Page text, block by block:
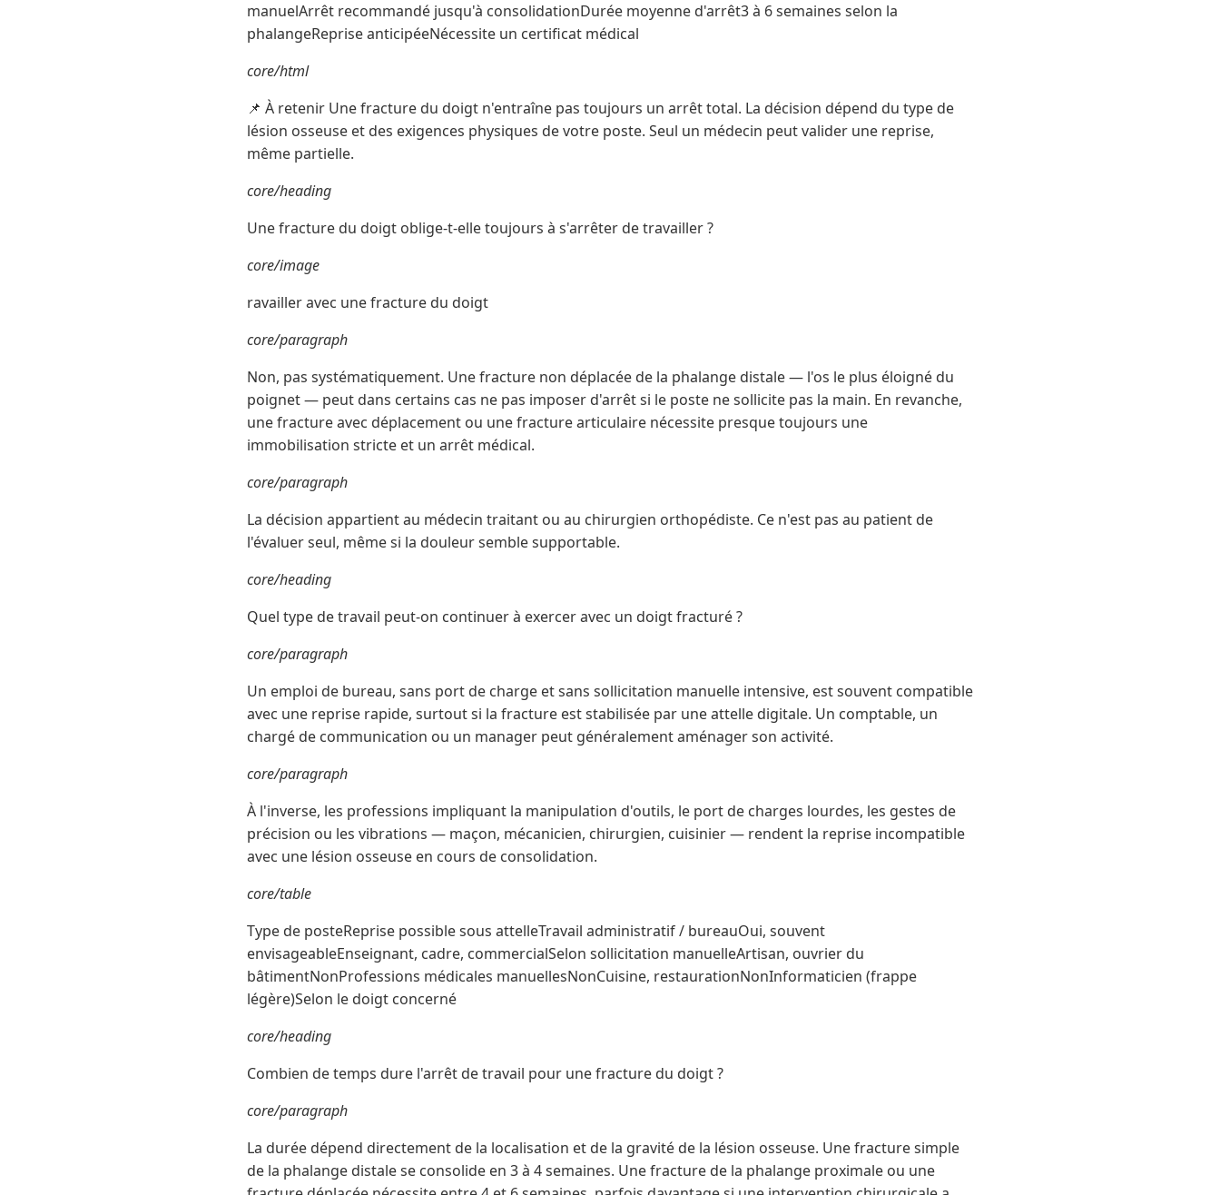
manuelArrêt recommandé jusqu'à consolidationDurée moyenne d'arrêt3 à 6 semaines selon la
phalangeReprise anticipéeNécessite un certificat médical
core/html
📌 À retenir Une fracture du doigt n'entraîne pas toujours un arrêt total. La décision dépend du type de
lésion osseuse et des exigences physiques de votre poste. Seul un médecin peut valider une reprise,
même partielle.
core/heading
Une fracture du doigt oblige-t-elle toujours à s'arrêter de travailler ?
core/image
ravailler avec une fracture du doigt
core/paragraph
Non, pas systématiquement. Une fracture non déplacée de la phalange distale — l'os le plus éloigné du
poignet — peut dans certains cas ne pas imposer d'arrêt si le poste ne sollicite pas la main. En revanche,
une fracture avec déplacement ou une fracture articulaire nécessite presque toujours une
immobilisation stricte et un arrêt médical.
core/paragraph
La décision appartient au médecin traitant ou au chirurgien orthopédiste. Ce n'est pas au patient de
l'évaluer seul, même si la douleur semble supportable.
core/heading
Quel type de travail peut-on continuer à exercer avec un doigt fracturé ?
core/paragraph
Un emploi de bureau, sans port de charge et sans sollicitation manuelle intensive, est souvent compatible
avec une reprise rapide, surtout si la fracture est stabilisée par une attelle digitale. Un comptable, un
chargé de communication ou un manager peut généralement aménager son activité.
core/paragraph
À l'inverse, les professions impliquant la manipulation d'outils, le port de charges lourdes, les gestes de
précision ou les vibrations — maçon, mécanicien, chirurgien, cuisinier — rendent la reprise incompatible
avec une lésion osseuse en cours de consolidation.
core/table
Type de posteReprise possible sous attelleTravail administratif / bureauOui, souvent
envisageableEnseignant, cadre, commercialSelon sollicitation manuelleArtisan, ouvrier du
bâtimentNonProfessions médicales manuellesNonCuisine, restaurationNonInformaticien (frappe
légère)Selon le doigt concerné
core/heading
Combien de temps dure l'arrêt de travail pour une fracture du doigt ?
core/paragraph
La durée dépend directement de la localisation et de la gravité de la lésion osseuse. Une fracture simple
de la phalange distale se consolide en 3 à 4 semaines. Une fracture de la phalange proximale ou une